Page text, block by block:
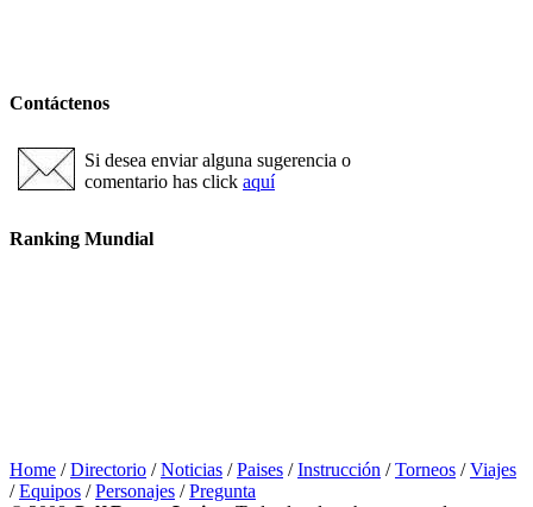
Contáctenos
Si desea enviar alguna sugerencia o
comentario has click aquí
Ranking Mundial
Home /Directorio /Noticias /Paises /Instrucción /Torneos /Viajes
/Equipos /Personajes /Pregunta